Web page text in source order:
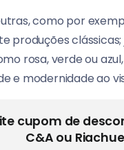
como por
produções
rosa, verde ou
e modernidade ao
cupom de
C&A ou